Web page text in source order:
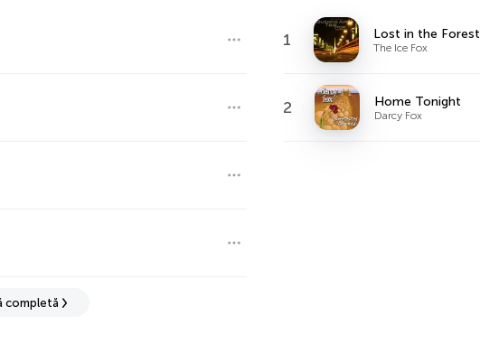
completă
1 Lost in the Forest
The Ice Fox
2 Home Tonight
Darcy Fox